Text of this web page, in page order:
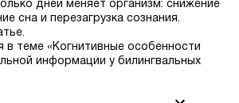
дней меняет организм: снижение
сна и перезагрузка сознания.
в теме «Когнитивные особенности
информации у билингвальных